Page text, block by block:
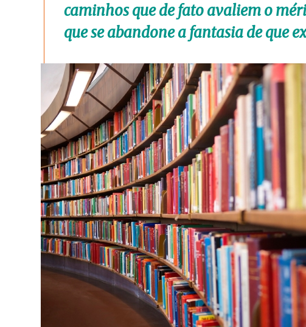
caminhos que de fato avaliem o
que se abandone a fantasia de que